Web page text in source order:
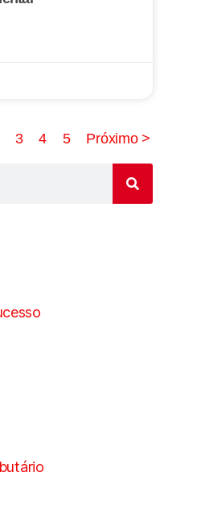
3 4 5 Próximo >